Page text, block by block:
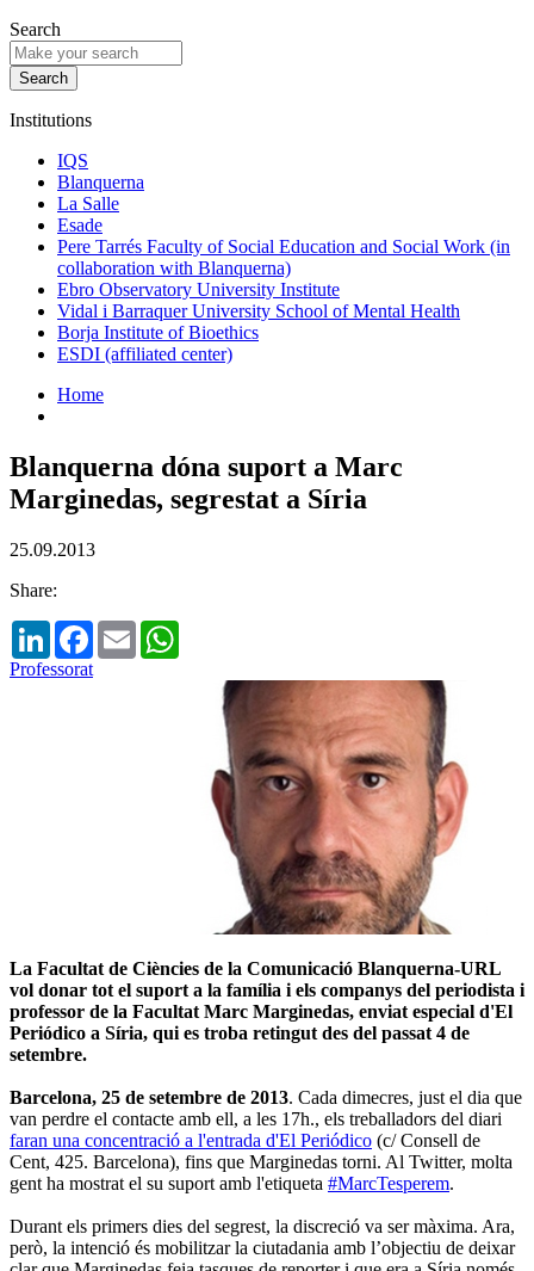
Search
Institutions
IQS
Blanquerna
La Salle
Esade
Pere Tarrés Faculty of Social Education and Social Work (in
collaboration with Blanquerna)
Ebro Observatory University Institute
Vidal i Barraquer University School of Mental Health
Borja Institute of Bioethics
ESDI (affiliated center)
Home
Blanquerna dóna suport a Marc
Marginedas, segrestat a Síria
25.09.2013
Share:
LinkedInFacebook
Email
Professorat
La Facultat de Ciències de la Comunicació Blanquerna-URL
vol donar tot el suport a la família i els companys del periodista i
professor de la Facultat Marc Marginedas, enviat especial d'El
Periódico a Síria, qui es troba retingut des del passat 4 de
setembre.
Barcelona, 25 de setembre de 2013. Cada dimecres, just el dia que
van perdre el contacte amb ell, a les 17h., els treballadors del diari
faran una concentració a l'entrada d'El Periódico (c/ Consell de
Cent, 425. Barcelona), fins que Marginedas torni. Al Twitter, molta
gent ha mostrat el su suport amb l'etiqueta #MarcTesperem.
Durant els primers dies del segrest, la discreció va ser màxima. Ara,
però, la intenció és mobilitzar la ciutadania amb l’objectiu de deixar